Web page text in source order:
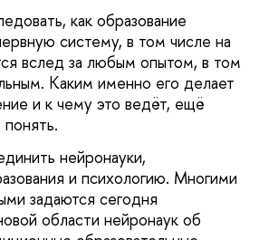
как образование
систему, в том числе на
вслед за любым опытом, в том
Каким именно его делает
и к чему это ведёт, ещё
нейронауки,
и психологию. Многими
задаются сегодня
области нейронаук об